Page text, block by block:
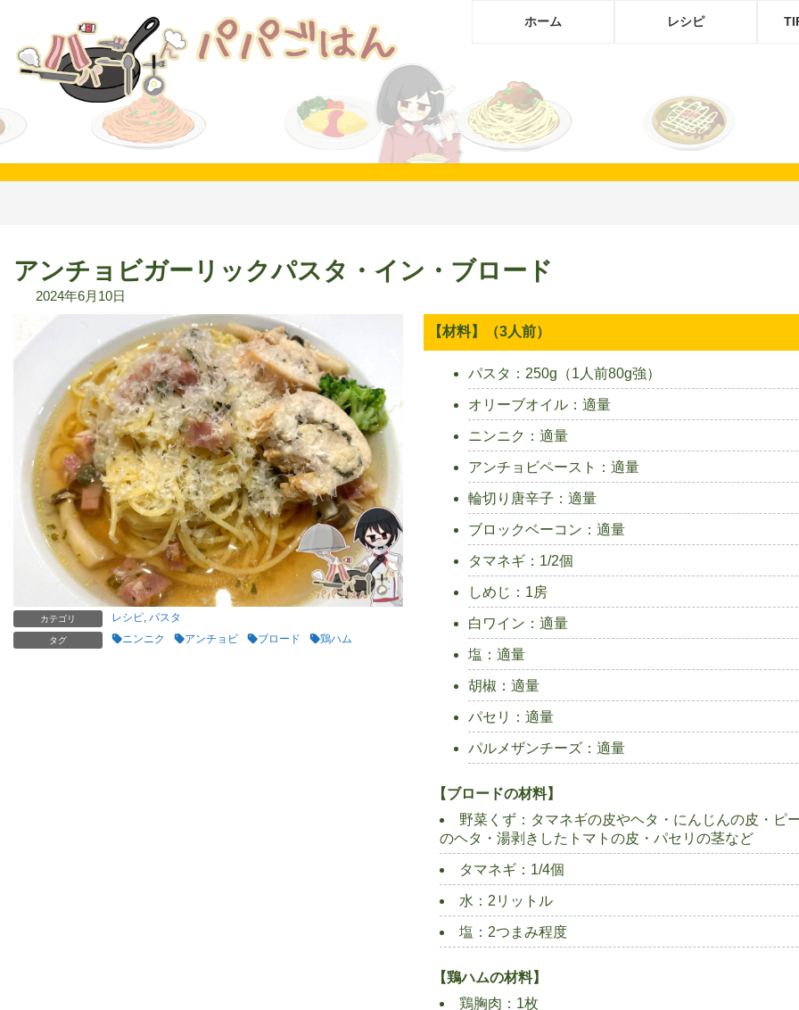
ス
キ
ン
に
ホーム レシピ
アンチョビガーリックパスタ・イン・ブロード
2024年6月10日
カテゴリ レシピ パスタ
タグ ニンニク アンチョビ ブロード 鶏ハム
【材料】（3人前）
パスタ：250g（1人前80g強）
オリーブオイル：適量
ニンニク：適量
アンチョビペースト：適量
輪切り唐辛子：適量
ブロックベーコン：適量
タマネギ：1/2個
しめじ：1房
白ワイン：適量
塩：適量
胡椒：適量
パセリ：適量
パルメザンチーズ：適量
【ブロードの材料】
野菜くず：タマネギの皮やヘタ・にんじんの皮・ピ
のヘタ・湯剥きしたトマトの皮・パセリの茎など
タマネギ：1/4個
水：2リットル
塩：2つまみ程度
【鶏ハムの材料】
鶏胸肉：1枚